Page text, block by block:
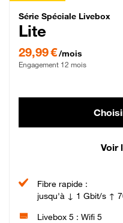
Série Spéciale
Série Spéciale Livebox
Lite
29,99 €/mois
Engagement 12 mois
Voir
Fibre rapide :
jusqu'à ↓ 1 Gbit/s ↑
Livebox 5 : Wifi 5